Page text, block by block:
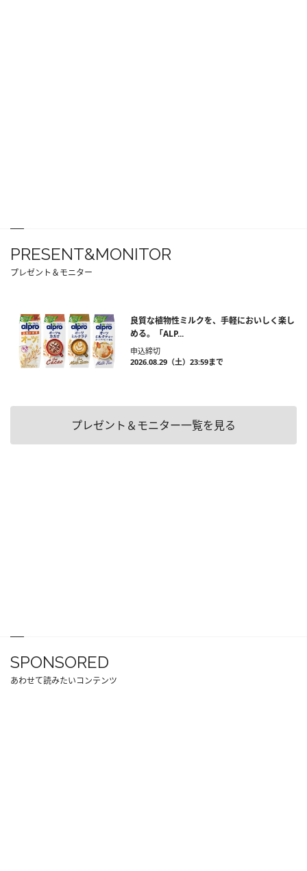
PRESENT&MONITOR
プレゼント＆モニター
良質な植物性ミルクを、手軽においしく楽し
める。「ALP...
申込締切
2026.08.29（土）23:59まで
プレゼント＆モニター一覧を見る
SPONSORED
あわせて読みたいコンテンツ